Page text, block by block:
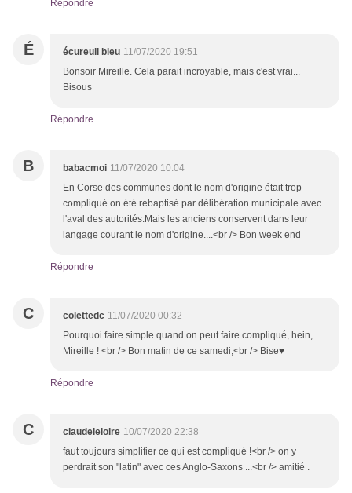
Répondre
É écureuil bleu 11/07/2020 19:51
Bonsoir Mireille. Cela parait incroyable, mais c'est vrai...
Bisous
Répondre
B babacmoi 11/07/2020 10:04
En Corse des communes dont le nom d'origine était trop
compliqué on été rebaptisé par délibération municipale avec
l'aval des autorités.Mais les anciens conservent dans leur
langage courant le nom d'origine....<br /> Bon week end
Répondre
C colettedc 11/07/2020 00:32
Pourquoi faire simple quand on peut faire compliqué, hein,
Mireille ! <br /> Bon matin de ce samedi,<br /> Bise♥
Répondre
C claudeleloire 10/07/2020 22:38
faut toujours simplifier ce qui est compliqué !<br /> on y
perdrait son "latin" avec ces Anglo-Saxons ...<br /> amitié .